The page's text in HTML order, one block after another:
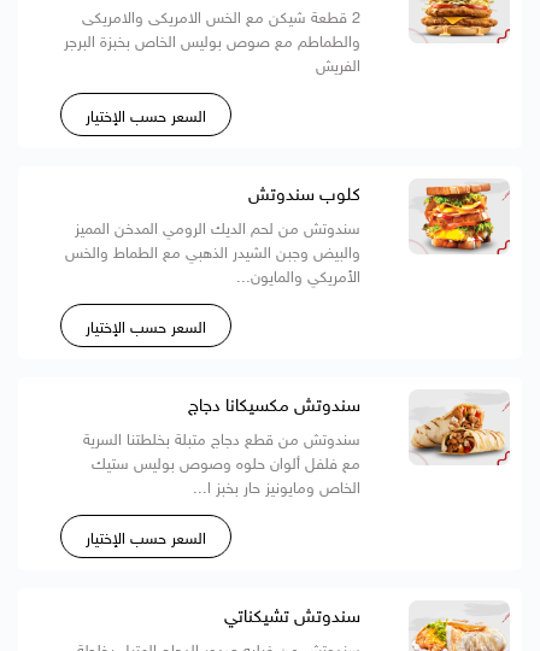
2 قطعة شيكن مع الخس الامريكى والامريكى
والطماطم مع صوص بوليس الخاص بخبزة البرجر
الفريش
السعر حسب الإختيار
كلوب سندوتش
سندوتش من لحم الديك الرومي المدخن المميز
والبيض وجبن الشيدر الذهبي مع الطماط والخس
الأمريكي والمايون...
السعر حسب الإختيار
سندوتش مكسيكانا دجاج
سندوتش من قطع دجاج متبلة بخلطتنا السرية
مع فلفل ألوان حلوه وصوص بوليس ستيك
الخاص ومايونيز حار بخبز ا...
السعر حسب الإختيار
سندوتش تشيكناتي